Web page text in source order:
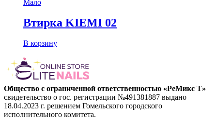
Мало
Втирка KIEMI 02
В корзину
Общество с ограниченной ответственностью «РеМикс Т»
свидетельство о гос. регистрации №491381887 выдано
18.04.2023 г. решением Гомельского городского
исполнительного комитета.